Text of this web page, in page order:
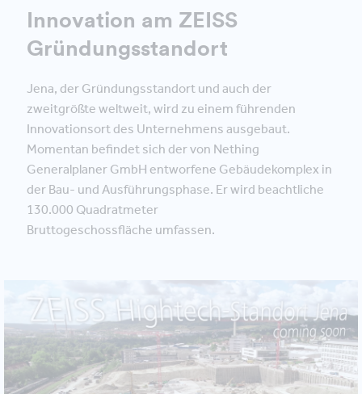
Innovation am ZEISS
Gründungsstandort
Jena, der Gründungsstandort und auch der
zweitgrößte weltweit, wird zu einem führenden
Innovationsort des Unternehmens ausgebaut.
Momentan befindet sich der von Nething
Generalplaner GmbH entworfene Gebäudekomplex in
der Bau- und Ausführungsphase. Er wird beachtliche
130.000 Quadratmeter
Bruttogeschossfläche umfassen.